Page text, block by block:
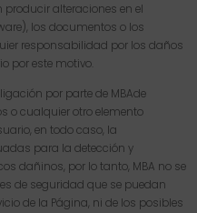
alteraciones en el
los documentos o los
responsabilidad por los daños
por este motivo.
por parte de MBAde
o cualquier otro elemento
en todo caso, la
para la detección y
dañinos, por lo tanto, MBA no se
de seguridad que se puedan
de la Página, ni de los posibles